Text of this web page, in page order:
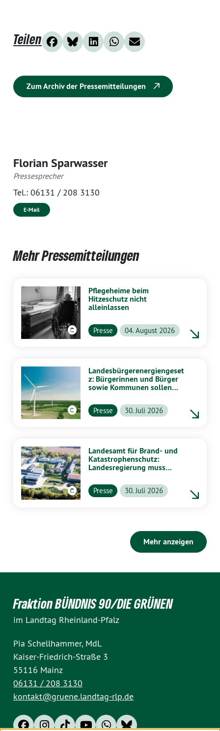
Teilen
Zum Archiv der Pressemitteilungen
Florian Sparwasser
Pressesprecher
Tel.: 06131 / 208 3130
E-Mail
Mehr Pressemitteilungen
Pflegeheime beim
Hitzeschutz nicht
alleinlassen
Presse 04. August 2026
Landesbürgerenergiengeset
z: Bürgerinnen und Bürger
sowie Kommunen sollen
profitieren
Presse 30. Juli 2026
Landesamt für Brand- und
Katastrophenschutz:
Landesregierung muss
Presse 30. Juli 2026
Mehr anzeigen
Fraktion BÜNDNIS 90/DIE GRÜNEN
im Landtag Rheinland-Pfalz
Pia Schellhammer, MdL
Kaiser-Friedrich-Straße 3
55116 Mainz
06131 / 208 3130
kontakt@gruene.landtag-rlp.de